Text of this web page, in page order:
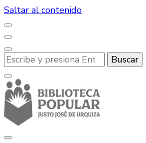
Saltar al contenido
¿Buscas
algo?